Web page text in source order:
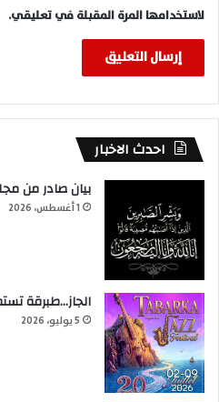
لاستخدامها المرة المقبلة في تعليقي.
احدث الاخبار
بيان صادر من
1 أغسطس، 2026
الجاز…طبرقة
5 يوليو، 2026